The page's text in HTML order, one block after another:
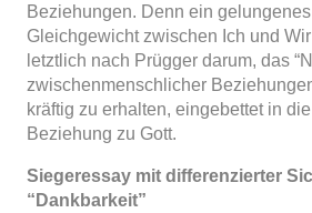
Beziehungen. Denn ein
Gleichgewicht zwischen Ich und
letztlich nach Prügger darum, das
zwischenmenschlicher
kräftig zu erhalten, eingebettet in
Beziehung zu Gott.
Siegeressay mit differenzierter
“Dankbarkeit”